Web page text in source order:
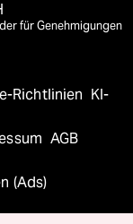
für Genehmigungen
Richtlinien KI-
AGB
(Ads)